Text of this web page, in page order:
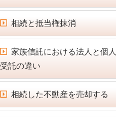
相続と抵当権抹消
家族信託における法人と個人
受託の違い
相続した不動産を売却する